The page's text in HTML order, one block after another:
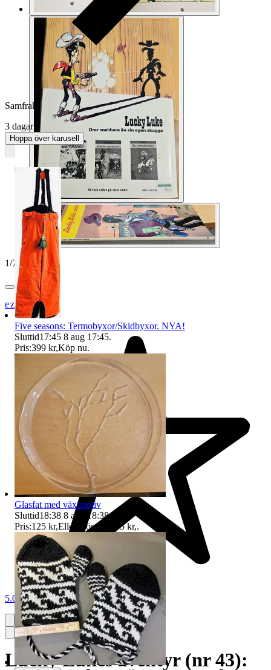
1/7
ezzz_ezzz
5.0
Lucky Lukes äventyr (nr 43):
Samfrakt
3 dagar
Hoppa över karusell
Five seasons: Termobyxor/Skidbyxor. NYA!
Sluttid17:45 8 aug 17:45.
Pris:399 kr,Köp nu.
Glasfat med växtmotiv
Sluttid18:38 8 aug 18:38.
Pris:125 kr,Eller Köp nu 195 kr,.